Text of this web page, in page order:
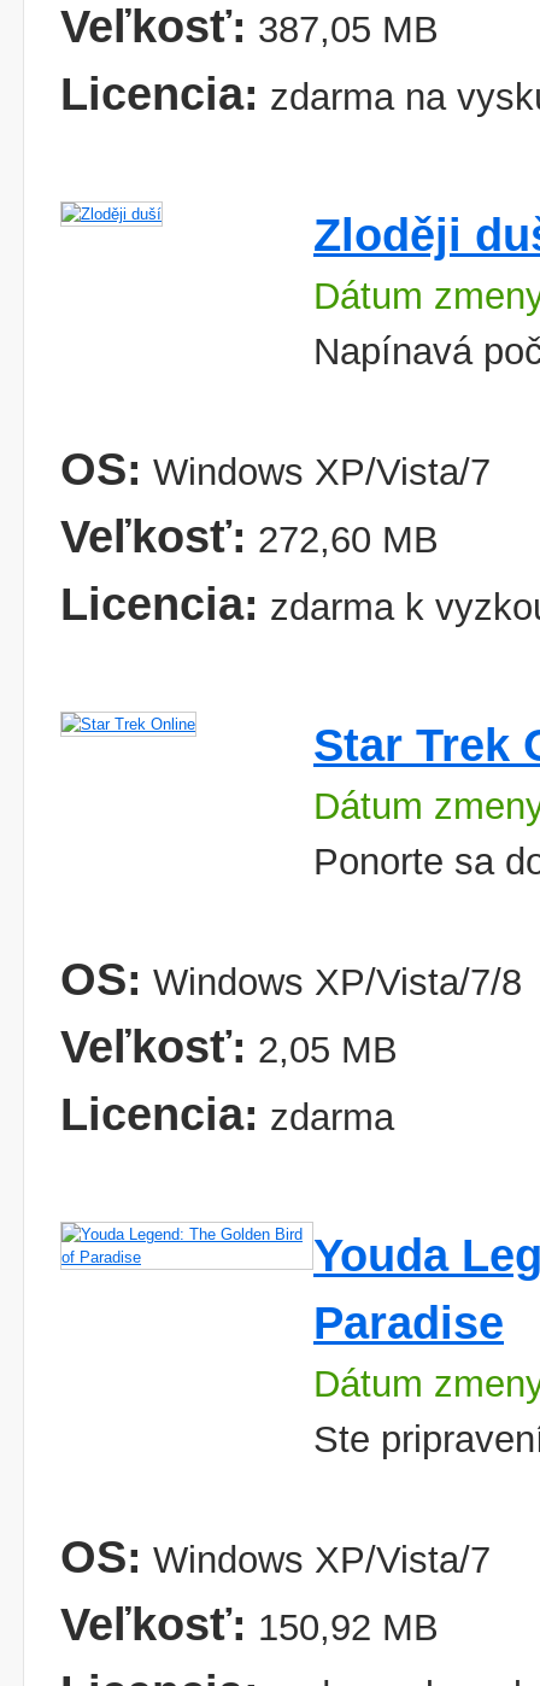
Veľkosť: 387,05 MB
Licencia: zdarma na
Zloději
Dátum
Napínavá
OS: Windows XP/Vista/7
Veľkosť: 272,60 MB
Licencia: zdarma k
Star Trek
Dátum
Ponorte sa
OS: Windows XP/Vista/7/8
Veľkosť: 2,05 MB
Licencia: zdarma
Youda
Paradise
Dátum
Ste
OS: Windows XP/Vista/7
Veľkosť: 150,92 MB